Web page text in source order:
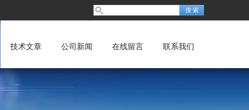
技术文章 公司新闻 在线留言 联系我们